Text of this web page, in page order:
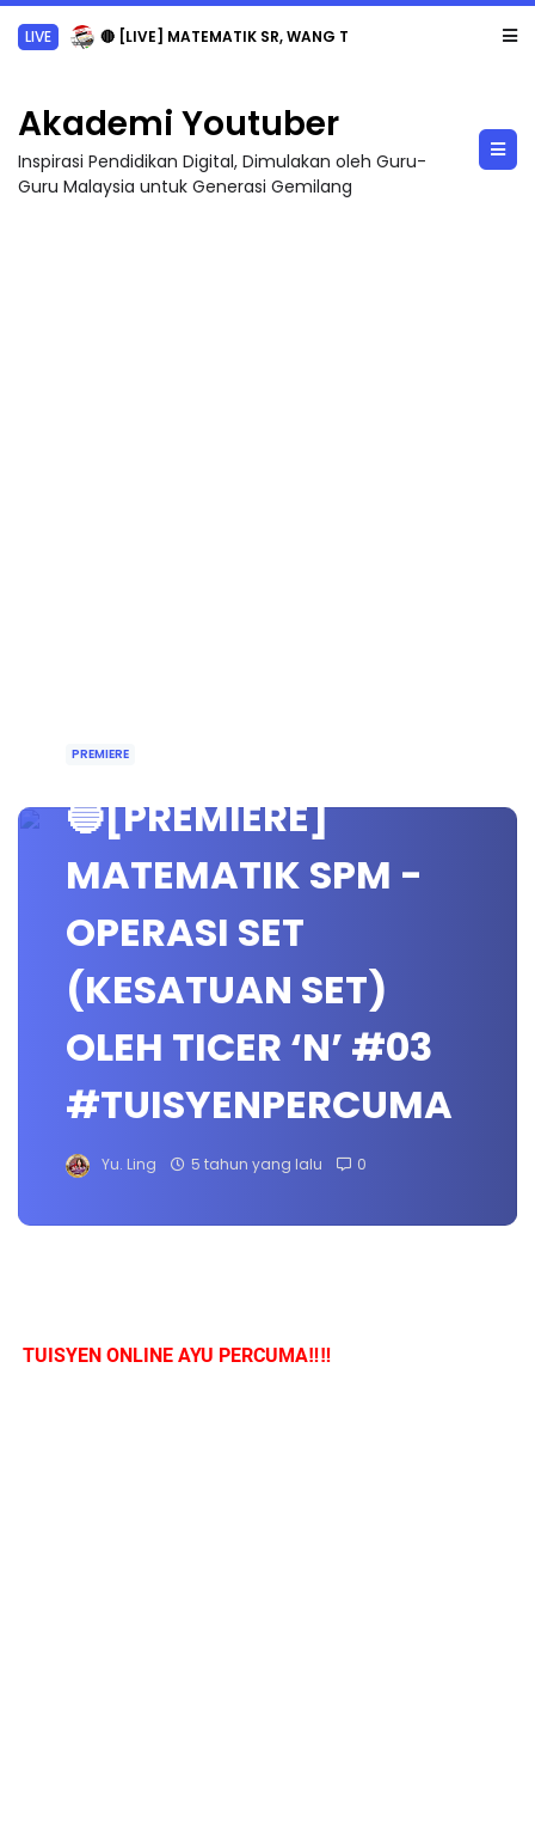
LIVE 🔴 [LIVE] MATEMATIK SR, WANG TAHUN 6 OLEH CIKGU ANITA #ALLINONE #141 #...
Akademi Youtuber
Inspirasi Pendidikan Digital, Dimulakan oleh Guru-
Guru Malaysia untuk Generasi Gemilang
PREMIERE
🔵[PREMIERE]
MATEMATIK SPM -
OPERASI SET
(KESATUAN SET)
OLEH TICER ‘N’ #03
#TUISYENPERCUMA
Yu. Ling 5 tahun yang lalu 0
TUISYEN ONLINE AYU PERCUMA‼️‼️